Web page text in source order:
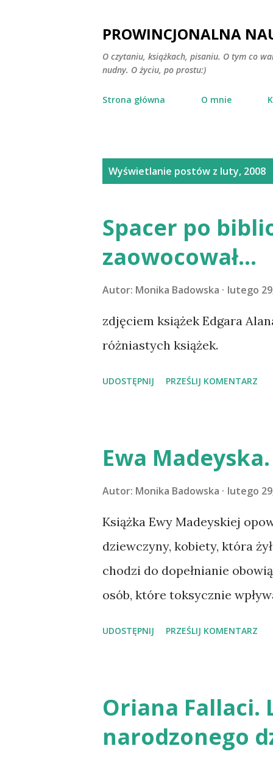
PROWINCJONALNA
O czytaniu, książkach, pisaniu. O tym co
nudny. O życiu, po prostu:)
Strona główna O mnie
Wyświetlanie postów z luty, 2008
Spacer po
zaowocował...
Autor: Monika Badowska lutego
zdjęciem książek Edgara
różniastych książek.
UDOSTĘPNIJ PRZEŚLIJ KOMENTARZ
Ewa
Autor: Monika Badowska lutego
Książka Ewy Madeyskiej
dziewczyny, kobiety, która
chodzi do dopełnianie
osób, które toksycznie
historię. Warto zerknąć,
sobie, że On śpiewy lubi, bo
UDOSTĘPNIJ PRZEŚLIJ KOMENTARZ
Oriana Fallaci.
narodzonego